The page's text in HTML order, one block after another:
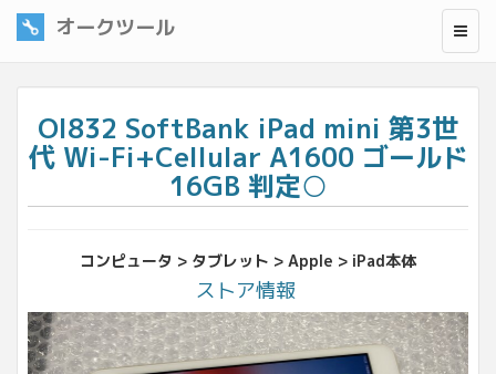
オークツール
OI832 SoftBank iPad mini 第3世
代 Wi-Fi+Cellular A1600 ゴールド
16GB 判定○
コンピュータ > タブレット > Apple > iPad本体
ストア情報